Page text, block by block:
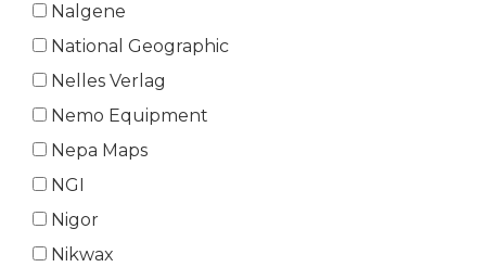
Nalgene
National Geographic
Nelles Verlag
Nemo Equipment
Nepa Maps
NGI
Nigor
Nikwax